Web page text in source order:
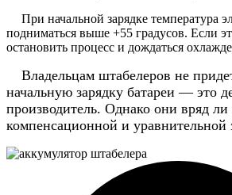
При начальной зарядке температура
подниматься выше +55 градусов. Если
остановить процесс и дождаться
Владельцам штабелеров не
начальную зарядку батареи — это
производитель. Однако они вряд
компенсационной и уравнительной